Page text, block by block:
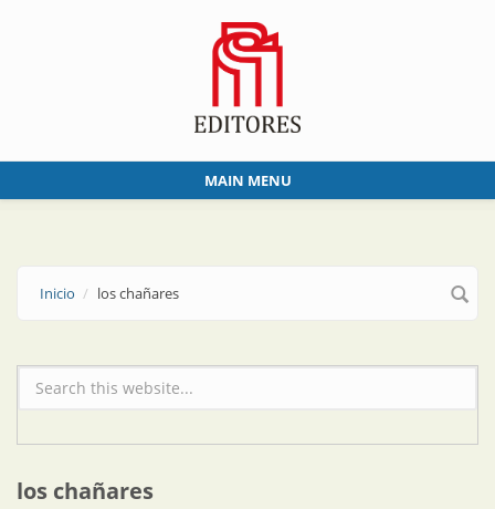
MAIN MENU
Inicio los chañares
Formulario de búsqueda
los chañares